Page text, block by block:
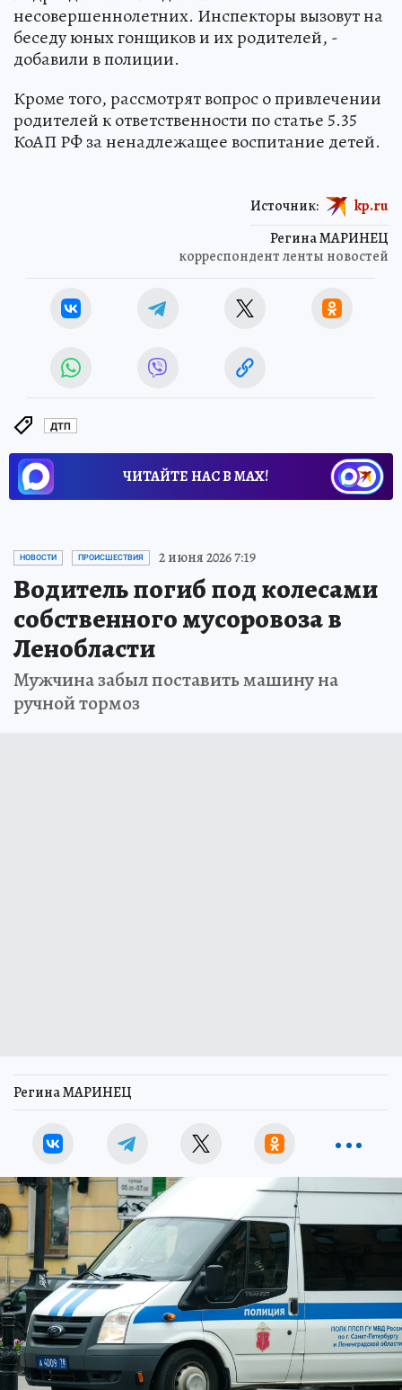
несовершеннолетних. Инспекторы вызовут на
беседу юных гонщиков и их родителей, -
добавили в полиции.
Кроме того, рассмотрят вопрос о привлечении
родителей к ответственности по статье 5.35
КоАП РФ за ненадлежащее воспитание детей.
Регина МАРИНЕЦ
корреспондент ленты новостей
Источник: kp.ru
ДТП
ЧИТАЙТЕ НАС В МАХ!
НОВОСТИ ПРОИСШЕСТВИЯ 2 июня 2026 7:19
Водитель погиб под колесами
собственного мусоровоза в
Ленобласти
Мужчина забыл поставить машину на
ручной тормоз
Регина МАРИНЕЦ